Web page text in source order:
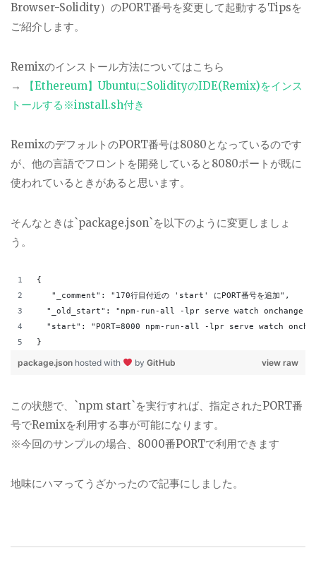
Browser-Solidity）のPORT番号を変更して起動するTipsを
ご紹介します。
Remixのインストール方法についてはこちら
→
【Ethereum】UbuntuにSolidityのIDE(Remix)をインス
トールする※install.sh付き
RemixのデフォルトのPORT番号は8080となっているのです
が、他の言語でフロントを開発していると8080ポートが既に
使われているときがあると思います。
そんなときは`package.json`を以下のように変更しましょ
う。
{
   "_comment": "170行目付近の 'start' にPORT番号を追加",
"_old_start": "npm-run-all -lpr serve watch onchange
"start": "PORT=8000 npm-run-all -lpr serve watch
}
view raw
package.json hosted with by GitHub
この状態で、`npm start`を実行すれば、指定されたPORT番
号でRemixを利用する事が可能になります。
※今回のサンプルの場合、8000番PORTで利用できます
地味にハマってうざかったので記事にしました。